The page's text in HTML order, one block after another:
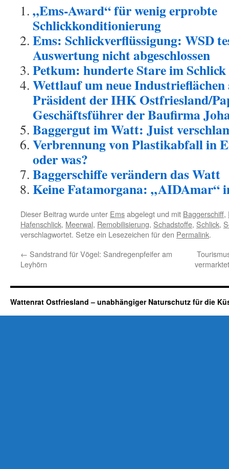
„Ems-Award“ für wenig erprobte
Schlickkonditionierung
Ems: Schlickverflüssigung: WSD
Auswertung nicht abgeschlossen
Petkum: hunderte Stare im
Wettlauf um neue
Präsident der IHK Ostfriesland/
Geschäftsführer der Baufirma
Baggergut im Watt: Juist
Verbrennung von Plastikabfall in
oder was?
Baggerschiffe verändern das Watt
Keine Fatamorgana: „AIDAmar“
Dieser Beitrag wurde unter Emsabgelegt und mit Baggerschiff,
Hafenschlick, Meerwal, Remobilisierung, Schadstoffe, Schlick,
verschlagwortet. Setze ein Lesezeichen für den Permalink.
← Sandstrand für Vögel: Sandregenpfeifer am
Leyhörn
Wattenrat Ostfriesland – unabhängiger Naturschutz für die